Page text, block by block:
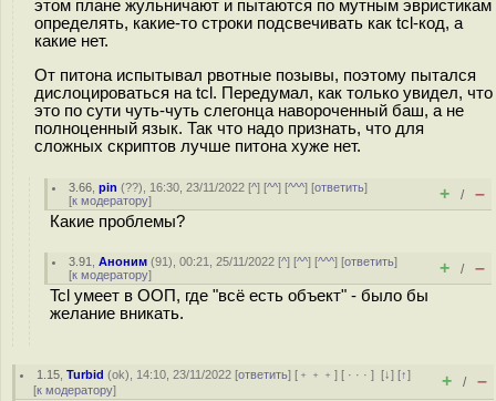
этом плане жульничают и пытаются по мутным эвристикам
определять, какие-то строки подсвечивать как tcl-код, а
какие нет.
От питона испытывал рвотные позывы, поэтому пытался
дислоцироваться на tcl. Передумал, как только увидел, что
это по сути чуть-чуть слегонца навороченный баш, а не
полноценный язык. Так что надо признать, что для
сложных скриптов лучше питона хуже нет.
3.66 ,pin (??), 16:30, 23/11/2022 [^] [^^] [^^^] [ответить]
[к модератору] + / –
Какие проблемы?
3.91 ,Аноним (91), 00:21, 25/11/2022 [^] [^^] [^^^] [ответить]
[к модератору] + / –
Tcl умеет в ООП, где "всё есть объект" - было бы
желание вникать.
1.15 ,Turbid (ok), 14:10, 23/11/2022 [ответить] [ ﹢﹢﹢] [ · · ·][↓] [↑]
[к модератору] + / –